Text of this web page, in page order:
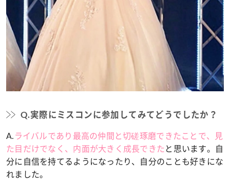
Q.実際にミスコンに参加してみてどうでしたか？
A.ライバルであり最高の仲間と切磋琢磨できたことで、見
た目だけでなく、内面が大きく成長できたと思います。自
分に自信を持てるようになったり、自分のことも好きにな
れました。